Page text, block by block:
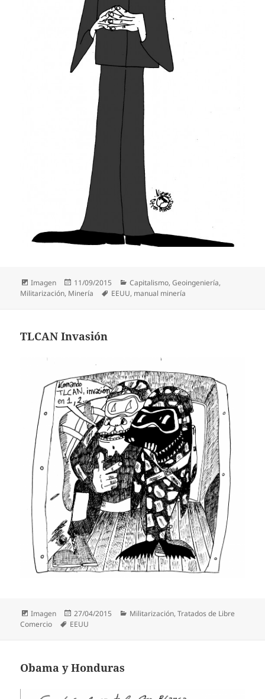
Formato
Imagen
Publicado
el
11/09/2015 Categorías
Capitalismo,Geoingeniería,
Militarización, Minería Etiquetas
EEUU, manual minería
TLCAN Invasión
Formato
Imagen
Publicado
el
27/04/2015 Categorías
Militarización,Tratados de Libre
Comercio
Etiquetas
EEUU
Obama y Honduras